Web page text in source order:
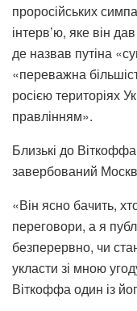
проросійських
інтерв’ю, яке він
де назвав путіна
«переважна
росією територіях
правлінням».
Близькі до
завербований
«Він ясно бачить,
переговори, а я
безперервно, чи
укласти зі мною
Віткоффа один із